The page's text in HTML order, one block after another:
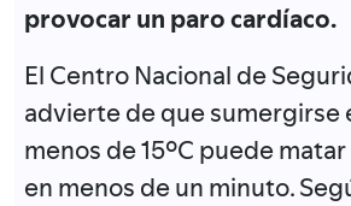
provocar un paro cardíaco.
El Centro Nacional de
advierte de que sumergirse
menos de 15ºC puede
en menos de un minuto.